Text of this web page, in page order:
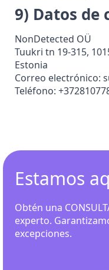
9) Datos de
NonDetected OÜ
Tuukri tn 19-315,
Estonia
Correo electrónico:
Teléfono:
Estamos
Obtén una
experto.
excepciones.